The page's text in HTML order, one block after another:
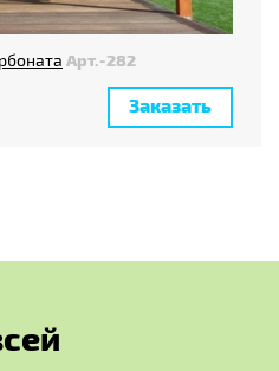
Арт.-282
Заказать
сей